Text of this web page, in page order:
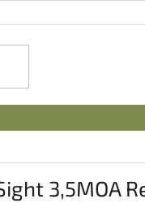
3,5MOA